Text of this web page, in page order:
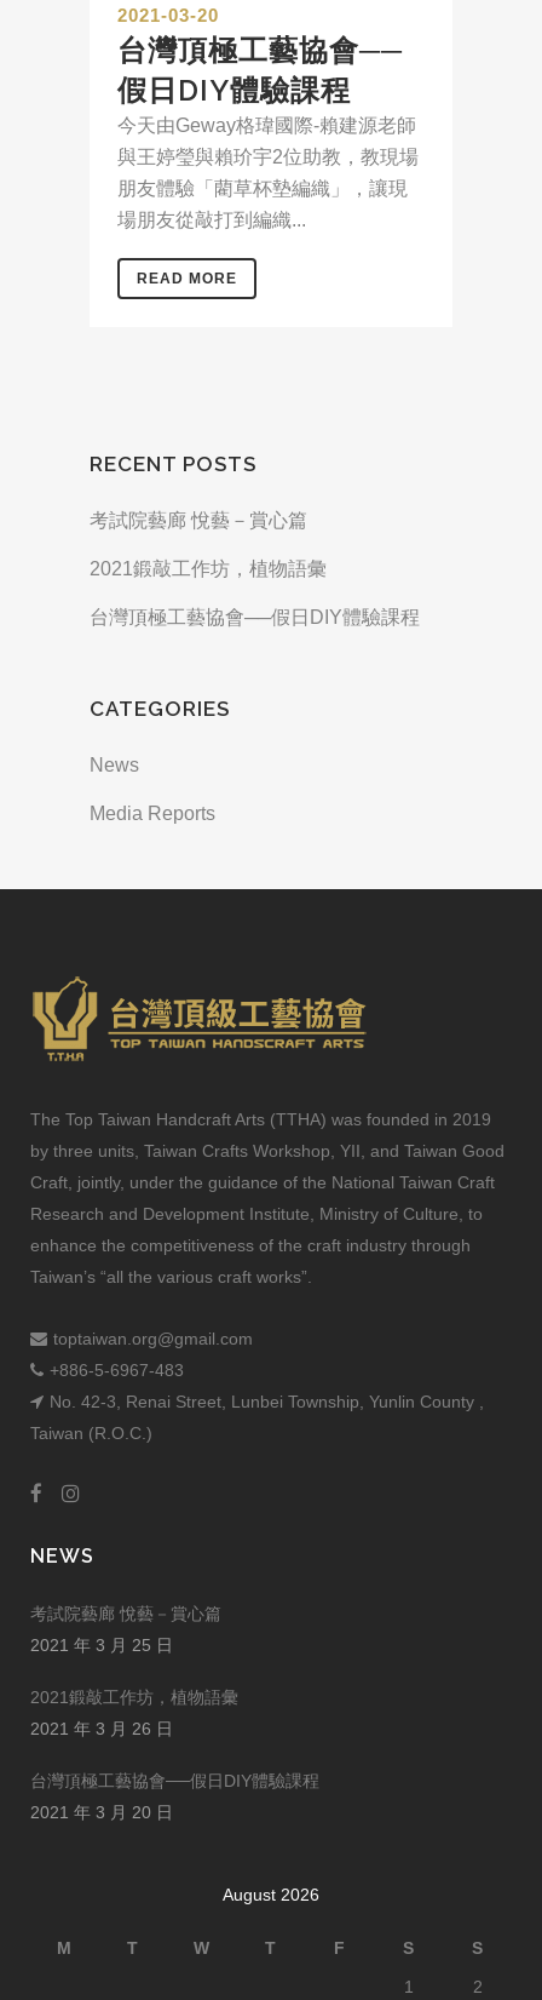
2021-03-20
台灣頂極工藝協會──
假日DIY體驗課程
今天由Geway格瑋國際-賴建源老師
與王婷瑩與賴玠宇2位助教，教現場
朋友體驗「藺草杯墊編織」，讓現
場朋友從敲打到編織...
READ MORE
RECENT POSTS
考試院藝廊 悅藝－賞心篇
2021鍛敲工作坊，植物語彙
台灣頂極工藝協會──假日DIY體驗課程
CATEGORIES
News
Media Reports
The Top Taiwan Handcraft Arts (TTHA) was founded in 2019
by three units, Taiwan Crafts Workshop, YII, and Taiwan Good
Craft, jointly, under the guidance of the National Taiwan Craft
Research and Development Institute, Ministry of Culture, to
enhance the competitiveness of the craft industry through
Taiwan’s “all the various craft works”.
toptaiwan.org@gmail.com
+886-5-6967-483
No. 42-3, Renai Street, Lunbei Township, Yunlin County ,
Taiwan (R.O.C.)
NEWS
考試院藝廊 悅藝－賞心篇
2021 年 3 月 25 日
2021鍛敲工作坊，植物語彙
2021 年 3 月 26 日
台灣頂極工藝協會──假日DIY體驗課程
2021 年 3 月 20 日
August 2026
M T W T F S
S
1
2